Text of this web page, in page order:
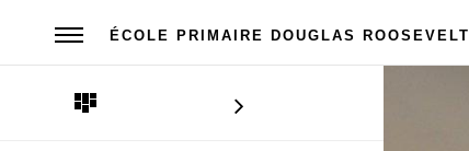
ÉCOLE PRIMAIRE DOUGLAS ROOSEVELT